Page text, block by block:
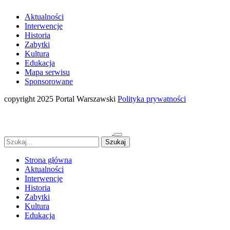
Aktualności
Interwencje
Historia
Zabytki
Kultura
Edukacja
Mapa serwisu
Sponsorowane
copyright 2025 Portal Warszawski Polityka prywatności
Strona główna
Aktualności
Interwencje
Historia
Zabytki
Kultura
Edukacja